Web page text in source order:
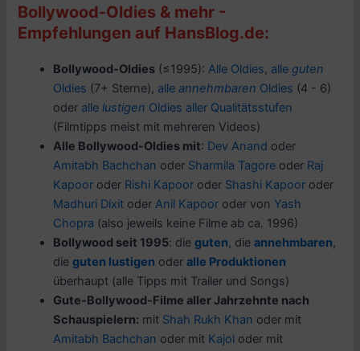
Bollywood-Oldies & mehr -
Empfehlungen auf HansBlog.de:
Bollywood-Oldies (≤1995):Alle Oldies, alle guten
Oldies (7+ Sterne), alleannehmbaren Oldies (4 - 6)
oder allelustigen Oldies aller Qualitätsstufen
(Filmtipps meist mit mehreren Videos)
Alle Bollywood-Oldies mit: Dev Anand oder
Amitabh Bachchan oder Sharmila Tagore oder Raj
Kapoor oder Rishi Kapoor oder Shashi Kapoor oder
Madhuri Dixit oderAnil Kapoor oder von Yash
Chopra (also jeweils keine Filme ab ca. 1996)
Bollywood seit 1995: dieguten, dieannehmbaren,
dieguten lustigen oderalle Produktionen
überhaupt (alle Tipps mit Trailer und Songs)
Gute-Bollywood-Filme aller Jahrzehnte nach
Schauspielern: mit Shah Rukh Khan oder mit
Amitabh Bachchan oder mit Kajol oder mit